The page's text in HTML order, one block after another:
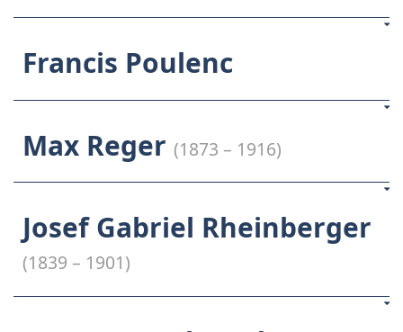
Francis Poulenc
Max Reger (1873 – 1916)
Josef Gabriel Rheinberger
(1839 – 1901)